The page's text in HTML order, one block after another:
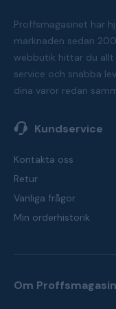
Proffsmagasinet har
marknaden sedan
webbutik hittar du allt
service och snabba
dina varor redan
Kundservice
Kontakta oss
Retur
Vanliga frågor
Min orderhistorik
Om